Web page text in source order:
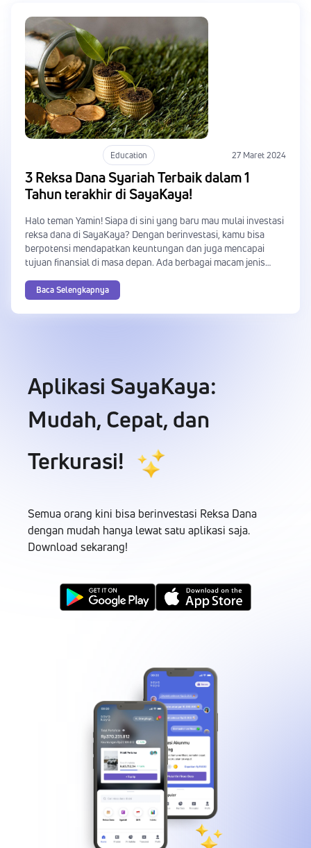
Education 27 Maret 2024
3 Reksa Dana Syariah Terbaik dalam 1
Tahun terakhir di SayaKaya!
Halo teman Yamin! Siapa di sini yang baru mau mulai investasi
reksa dana di SayaKaya? Dengan berinvestasi, kamu bisa
berpotensi mendapatkan keuntungan dan juga mencapai
tujuan finansial di masa depan. Ada berbagai macam jenis
impian serta profil risikomu.
Baca Selengkapnya
Aplikasi SayaKaya:
Mudah, Cepat, dan
Terkurasi!
Semua orang kini bisa berinvestasi Reksa Dana
dengan mudah hanya lewat satu aplikasi saja.
Download sekarang!